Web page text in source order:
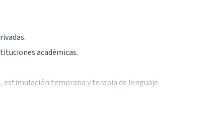
académicas.
temprana y terapia de lenguaje.